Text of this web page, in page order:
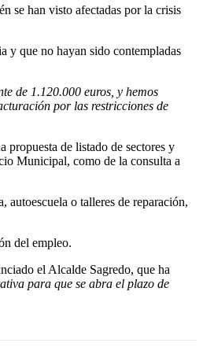
se han visto afectadas por la crisis
y que no hayan sido contempladas
de 1.120.000 euros, y hemos
por las restricciones de
propuesta de listado de sectores y
Municipal, como de la consulta a
autoescuela o talleres de reparación,
del empleo.
el Alcalde Sagredo, que ha
para que se abra el plazo de